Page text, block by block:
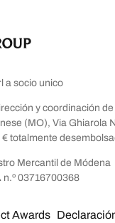
a socio unico
y coordinación
(MO), Via Ghiarola
totalmente
Mercantil de Módena
n.º 03716700368
Awards